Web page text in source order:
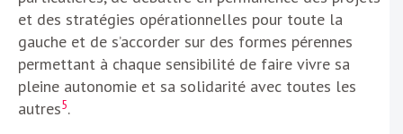
et des stratégies opérationnelles pour toute la
gauche et de s’accorder sur des formes pérennes
permettant à chaque sensibilité de faire vivre sa
pleine autonomie et sa solidarité avec toutes les
autres5.